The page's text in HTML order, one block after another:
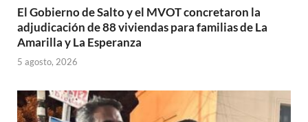
El Gobierno de Salto y el MVOT concretaron la
adjudicación de 88 viviendas para familias de La
Amarilla y La Esperanza
5 agosto, 2026